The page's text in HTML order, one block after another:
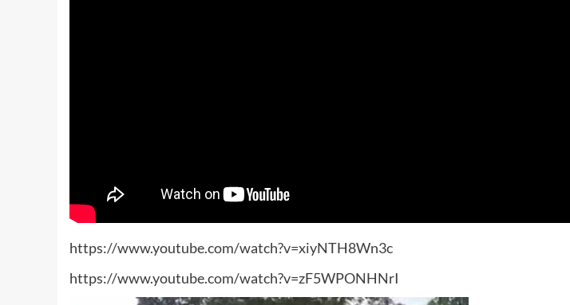
https://www.youtube.com/watch?v=xiyNTH8Wn3c
https://www.youtube.com/watch?v=zF5WPONHNrI